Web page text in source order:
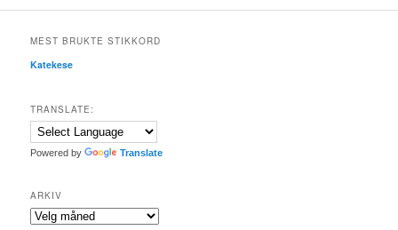
MEST BRUKTE STIKKORD
Katekese
TRANSLATE:
Powered by Translate
ARKIV
Arkiv